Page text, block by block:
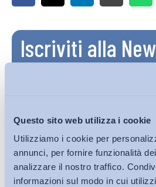
Questo sito web utilizza i cookie
Utilizziamo i cookie per
annunci, per fornire funzionalità
analizzare il nostro traffico.
informazioni sul modo in cui
Iscriviti alla